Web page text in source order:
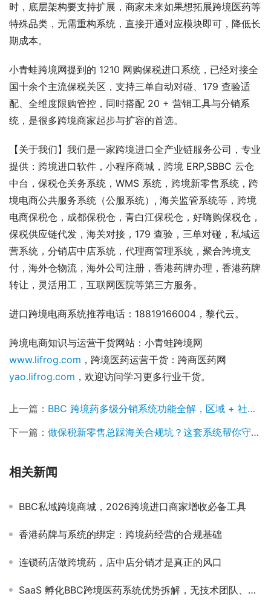
时，底层架构要支持扩展，商家未来如果想拓展跨境医药等
特殊品类，无需重构系统，直接开通对应模块即可，降低长
期成本。
小青蛙跨境网提到的 1210 网购保税进口系统，已经对接全
国十余个主流保税关区，支持三单自动对碰、179 查验适
配、全维度限购管控，同时搭配 20 + 营销工具与分销系
统，是很多跨境商家起步与扩容的首选。
【关于我们】我们是一家跨境进口全产业链服务公司，专业
提供：跨境进口软件，小程序商城，跨境 ERP,SBBC 云仓
中台，保税仓关务系统，WMS 系统，跨境新零售系统，跨
境电商公共服务系统（公服系统）, 海关监管系统等，跨境
电商保税仓，成都保税仓，青白江保税仓，好嗨购保税仓，
保税供应链代发，海关对接，179 查验，三单对碰，私域运
营系统，分销店中店系统，代理商管理系统，聚合跨境支
付，海外仓物流，海外公司注册，香港药牌办理，香港药牌
转让，灵活用工，互联网医院等第三方服务。
进口跨境电商系统推荐电话：18819166004，黎代云。
跨境电商知识与运营干货网站：小青蛙跨境网
www.lifrog.com ，跨境医药运营干货：跨商医药网
yao.lifrog.com ，欢迎访问学习更多行业干货。
上一篇： BBC 跨境药多级分销系统功能全解，区域 + 社区代理合规拓客，佣金自动结算
下一篇： 做保税新零售总踩海关合规坑？这套系统帮你守住监管红线
相关新闻
BBC私域跨境商城，2026跨境进口商家增收必备工具
香港药牌与系统的绑定：跨境药经营的合规基础
连锁药店做跨境药，店中店分销才是真正的风口
SaaS 孵化BBC跨境医药系统优势拆解，无技术团队、低成本快速启动CC直邮业务